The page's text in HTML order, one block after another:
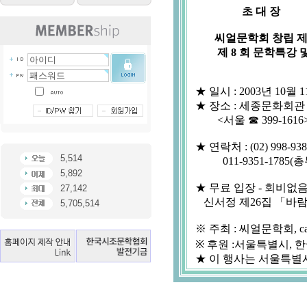
5,514
5,892
27,142
5,705,514
초 대 장
씨얼문학회 창립
제 8 회 문학특
★ 일시 : 2003년 10월
★ 장소 : 세종문화회
<서울 ☎ 399-
★ 연락처 : (02) 998-
011-9351-1785(
★ 무료 입장 - 회비없
신서정 제26집 「바
※ 주최 : 씨얼문학회,
※ 후원 :서울특별시,